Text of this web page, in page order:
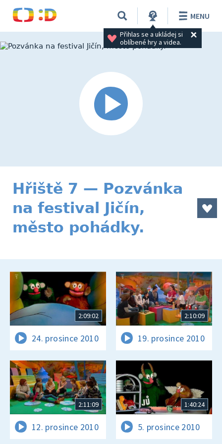
Přihlas se a ukládej si
oblíbené hry a videa.
MENU
Hřiště 7 — Pozvánka
na festival Jičín,
město pohádky.
2:09:02
24. prosince 2010
2:10:09
19. prosince 2010
2:11:09
12. prosince 2010
1:40:24
5. prosince 2010